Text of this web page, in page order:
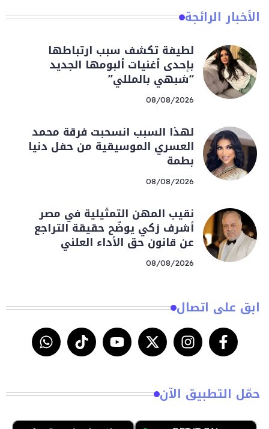
الأخبار الرائجة
لطيفة تكشف سبب ارتباطها
بإحدى أغنيات ألبومها الجديد
“شبهي بالمللي”
08/08/2026
لهذا السبب انسحبت فرقة محمد
العسري الموسيقية من حفل دنيا
بطمة
08/08/2026
نقيب المهن التمثيلية في مصر
أشرف زكي يوضّح حقيقة التراجع
عن قانون حق الأداء العلني
08/08/2026
ابق على اتصال
حمّل التطبيق الآن